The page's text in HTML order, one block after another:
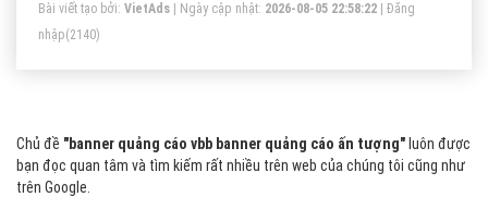
Bài viết tạo bởi: VietAds | Ngày cập nhật: 2026-08-05 22:58:22
Đăng
nhập(2140)
Chủ đề "banner quảng cáo vbb banner quảng cáo ấn tượng" luôn được
bạn đọc quan tâm và tìm kiếm rất nhiều trên web của chúng tôi cũng như
trên Google.